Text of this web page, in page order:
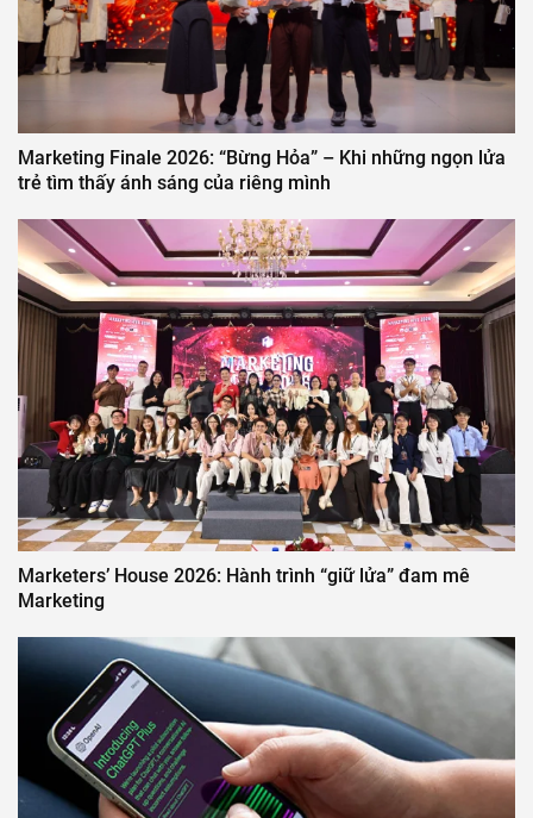
Marketing Finale 2026: “Bừng Hỏa” – Khi những ngọn lửa
trẻ tìm thấy ánh sáng của riêng mình
Marketers’ House 2026: Hành trình “giữ lửa” đam mê
Marketing